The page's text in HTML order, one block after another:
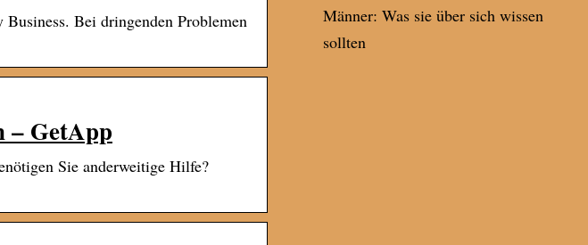
Bei dringenden Problemen
– GetApp
Sie anderweitige Hilfe?
Männer: Was sie über sich wissen
sollten